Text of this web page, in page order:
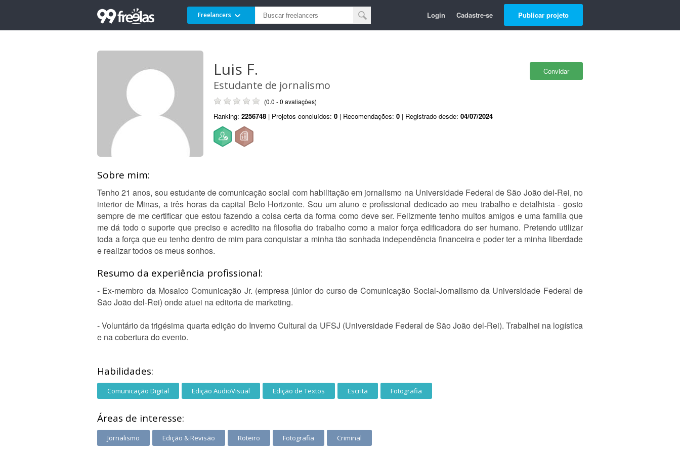
Freelancers Login Cadastre-se Publicar projeto
Convidar
Luis F.
Estudante de jornalismo
(0.0 - 0 avaliações)
Ranking: 2256748 | Projetos concluídos: 0 | Recomendações: 0 | Registrado desde: 04/07/2024
Sobre mim:
Tenho 21 anos, sou estudante de comunicação social com habilitação em jornalismo na Universidade Federal de São João del-Rei, no
interior de Minas, a três horas da capital Belo Horizonte. Sou um aluno e profissional dedicado ao meu trabalho e detalhista - gosto
sempre de me certificar que estou fazendo a coisa certa da forma como deve ser. Felizmente tenho muitos amigos e uma família que
me dá todo o suporte que preciso e acredito na filosofia do trabalho como a maior força edificadora do ser humano. Pretendo utilizar
toda a força que eu tenho dentro de mim para conquistar a minha tão sonhada independência financeira e poder ter a minha liberdade
e realizar todos os meus sonhos.
Resumo da experiência profissional:
- Ex-membro da Mosaico Comunicação Jr. (empresa júnior do curso de Comunicação Social-Jornalismo da Universidade Federal de
São João del-Rei) onde atuei na editoria de marketing.
- Voluntário da trigésima quarta edição do Inverno Cultural da UFSJ (Universidade Federal de São João del-Rei). Trabalhei na logística
e na cobertura do evento.
Habilidades:
Comunicação Digital Edição AudioVisual Edição de Textos Escrita Fotografia
Áreas de interesse:
Jornalismo Edição & Revisão Roteiro Fotografia Criminal